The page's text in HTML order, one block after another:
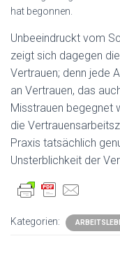
hat begonnen.
Unbeeindruckt vom
zeigt sich dagegen
Vertrauen; denn jede
an Vertrauen, das
Misstrauen begegnet
die
Praxis tatsächlich
Unsterblichkeit der
Kategorien: